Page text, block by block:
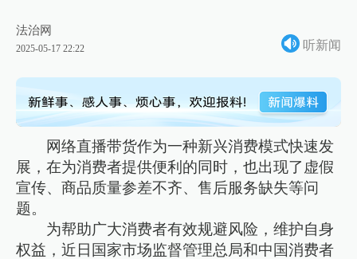
法治网
2025-05-17 22:22 听新闻
网络直播带货作为一种新兴消费模式快速发
展，在为消费者提供便利的同时，也出现了虚假
宣传、商品质量参差不齐、售后服务缺失等问
题。
为帮助广大消费者有效规避风险，维护自身
权益，近日国家市场监督管理总局和中国消费者